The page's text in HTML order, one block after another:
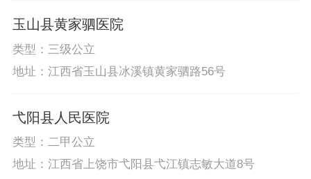
玉山县黄家驷医院
类型：三级公立
地址：江西省玉山县冰溪镇黄家驷路56号
弋阳县人民医院
类型：二甲公立
地址：江西省上饶市弋阳县弋江镇志敏大道8号